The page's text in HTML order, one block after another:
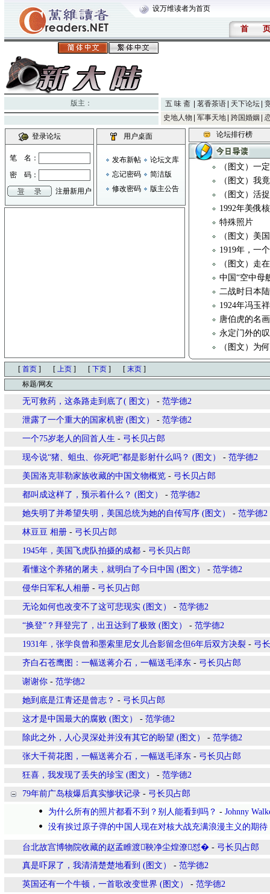
设万维读者为首页
首 页
版主： 五 味 斋 茗香茶语 天下论坛
史地人物
军事天地 跨国婚姻
登录论坛
笔 名：
密 码：
注册新用户
用户桌面
发布新帖
论坛文库
忘记密码
简洁版
修改密码
版主公告
论坛排行榜
（图文）一
（图文）我
（图文）活
1992年美俄
特殊照片
（图文）美
1919年，一
（图文）走
中国“空中母
二战时日本
1924年冯玉
唐伯虎的名画
永定门外的
（图文）为
[ 首页 ] [ 上页 ] [ 下页 ] [ 末页 ]
标题/网友
无可救药，这条路走到底了( 图文） - 范学德2
泄露了一个重大的国家机密 (图文） - 范学德2
一个75岁老人的回首人生 - 弓长贝占郎
现今说“猪、蛆虫、你死吧”都是影射什么吗？ (图文） - 范学德2
美国洛克菲勒家族收藏的中国文物概览 - 弓长贝占郎
都叫成这样了，预示着什么？ (图文） - 范学德2
她失明了并希望失明，美国总统为她的自传写序 (图文） - 范学德2
林豆豆 相册 - 弓长贝占郎
1945年，美国飞虎队拍摄的成都 - 弓长贝占郎
看懂这个养猪的屠夫，就明白了今日中国 (图文） - 范学德2
侵华日军私人相册 - 弓长贝占郎
无论如何也改变不了这可悲现实 (图文） - 范学德2
“换登”？拜登完了，出丑达到了极致 (图文） - 范学德2
1931年，张学良曾和墨索里尼女儿合影留念但6年后双方决裂 - 弓
齐白石苍鹰图：一幅送蒋介石，一幅送毛泽东 - 弓长贝占郎
谢谢你 - 范学德2
她到底是江青还是曾志？ - 弓长贝占郎
这才是中国最大的腐败 (图文） - 范学德2
除此之外，人心灵深处并没有其它的盼望 (图文） - 范学德2
张大千荷花图，一幅送蒋介石，一幅送毛泽东 - 弓长贝占郎
狂喜，我发现了丢失的珍宝 (图文） - 范学德2
79年前广岛核爆后真实惨状记录 - 弓长贝占郎
为什么所有的照片都看不到？别人能看到吗？ - Johnny
没有挨过原子弹的中国人现在对核大战充满浪漫主义的期待
台北故宫博物院收藏的赵孟睢渡鞅净尘煌潦怼� - 弓长贝占郎
真是吓尿了，我清清楚楚地看到 (图文）
- 范学德2
英国还有一个牛顿，一首歌改变世界 (图文） - 范学德2